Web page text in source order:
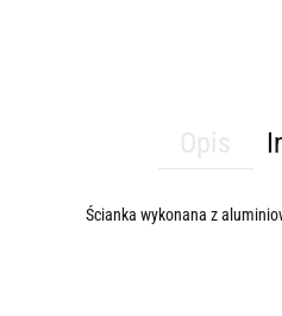
Ścianka wykonana z